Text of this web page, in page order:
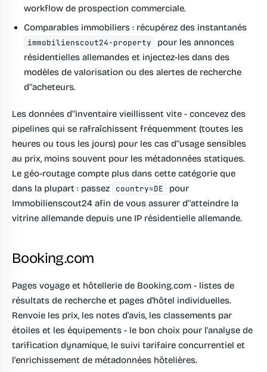
workflow de prospection commerciale.
Comparables immobiliers : récupérez des instantanés
immobilienscout24-property
pour les annonces
résidentielles allemandes et injectez-les dans des
modèles de valorisation ou des alertes de recherche
d''acheteurs.
Les données d''inventaire vieillissent vite - concevez des
pipelines qui se rafraîchissent fréquemment (toutes les
heures ou tous les jours) pour les cas d''usage sensibles
au prix, moins souvent pour les métadonnées statiques.
Le géo-routage compte plus dans cette catégorie que
dans la plupart : passez
country=DE
pour
Immobilienscout24 afin de vous assurer d''atteindre la
vitrine allemande depuis une IP résidentielle allemande.
Booking.com
Pages voyage et hôtellerie de Booking.com - listes de
résultats de recherche et pages d'hôtel individuelles.
Renvoie les prix, les notes d'avis, les classements par
étoiles et les équipements - le bon choix pour l'analyse de
tarification dynamique, le suivi tarifaire concurrentiel et
l'enrichissement de métadonnées hôtelières.